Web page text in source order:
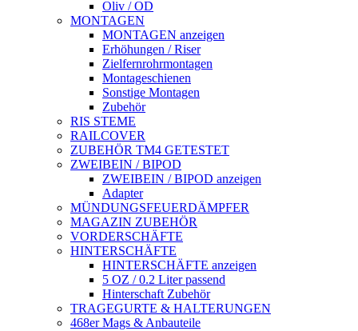
Oliv / OD
MONTAGEN
MONTAGEN anzeigen
Erhöhungen / Riser
Zielfernrohrmontagen
Montageschienen
Sonstige Montagen
Zubehör
RIS STEME
RAILCOVER
ZUBEHÖR TM4 GETESTET
ZWEIBEIN / BIPOD
ZWEIBEIN / BIPOD anzeigen
Adapter
MÜNDUNGSFEUERDÄMPFER
MAGAZIN ZUBEHÖR
VORDERSCHÄFTE
HINTERSCHÄFTE
HINTERSCHÄFTE anzeigen
5 OZ / 0.2 Liter passend
Hinterschaft Zubehör
TRAGEGURTE & HALTERUNGEN
468er Mags & Anbauteile